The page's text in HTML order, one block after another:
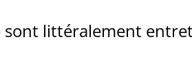
sont littéralement